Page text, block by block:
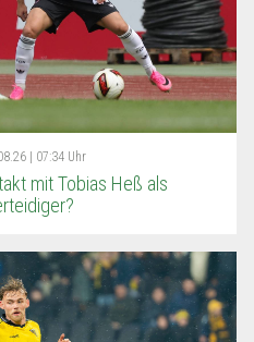
| 07:34 Uhr
mit Tobias Heß als